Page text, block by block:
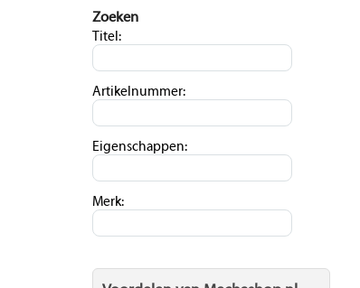
Zoeken
Titel:
Artikelnummer:
Eigenschappen:
Merk: